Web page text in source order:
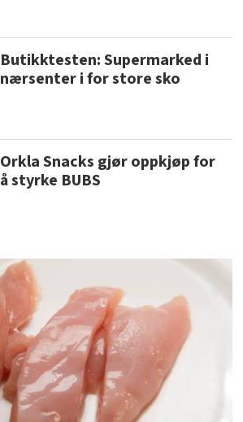
Butikktesten: Supermarked i
nærsenter i for store sko
Orkla Snacks gjør oppkjøp for
å styrke BUBS